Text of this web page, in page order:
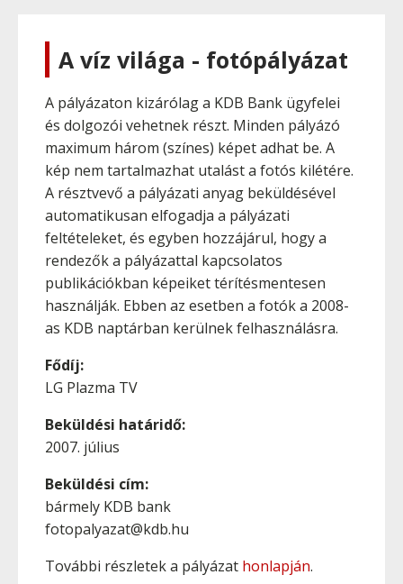
A víz világa - fotópályázat
A pályázaton kizárólag a KDB Bank ügyfelei
és dolgozói vehetnek részt. Minden pályázó
maximum három (színes) képet adhat be. A
kép nem tartalmazhat utalást a fotós kilétére.
A résztvevő a pályázati anyag beküldésével
automatikusan elfogadja a pályázati
feltételeket, és egyben hozzájárul, hogy a
rendezők a pályázattal kapcsolatos
publikációkban képeiket térítésmentesen
használják. Ebben az esetben a fotók a 2008-
as KDB naptárban kerülnek felhasználásra.
Fődíj:
LG Plazma TV
Beküldési határidő:
2007. július
Beküldési cím:
bármely KDB bank
fotopalyazat@kdb.hu
További részletek a pályázat honlapján.